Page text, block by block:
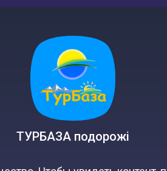
ТУРБАЗА подорожі